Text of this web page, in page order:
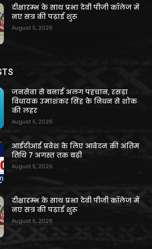
दीक्षारम्भ के साथ प्रभा देवी पीजी कॉलेज में
नए सत्र की पढ़ाई शुरू
August 5, 2026
जनसेवा से बनाई अलग पहचान, रसड़ा
विधायक उमाशंकर सिंह के निधन से शोक
की लहर
August 5, 2026
आईटीआई प्रवेश के लिए आवेदन की अंतिम
तिथि 7 अगस्त तक बढ़ी
August 5, 2026
दीक्षारम्भ के साथ प्रभा देवी पीजी कॉलेज में
नए सत्र की पढ़ाई शुरू
August 5, 2026